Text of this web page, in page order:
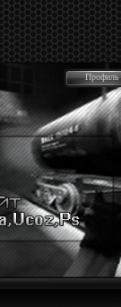
Профиль